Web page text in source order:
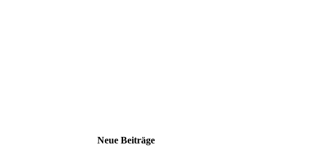
Neue Beiträge